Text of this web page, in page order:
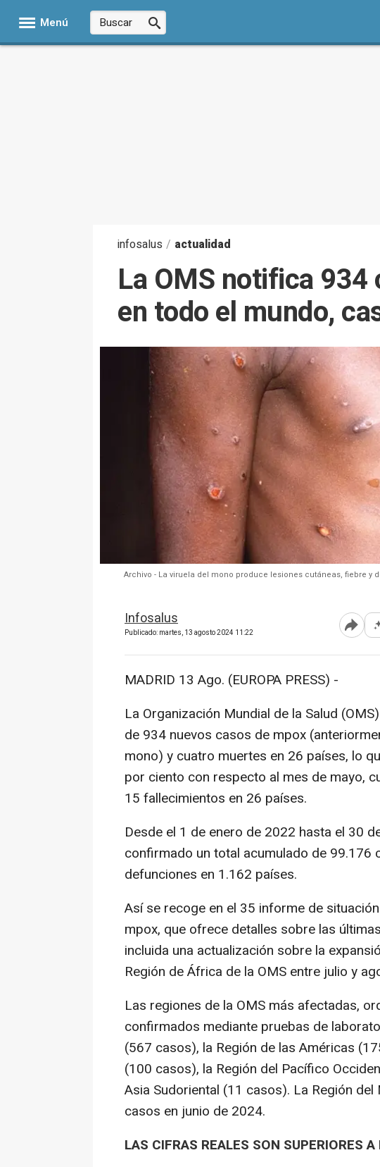
Menú
infosalus / actualidad
La OMS notifica
en todo el mundo,
Archivo - La viruela del mono produce lesiones cutáneas, fiebre y
Infosalus
Publicado: martes, 13 agosto 2024 11:22 Abrir
MADRID 13 Ago. (EUROPA PRESS) -
La Organización Mundial de la Salud
de 934 nuevos casos de mpox
mono) y cuatro muertes en 26 países, lo
por ciento con respecto al mes de mayo,
15 fallecimientos en 26 países.
Desde el 1 de enero de 2022 hasta el 30
confirmado un total acumulado de 99.176
defunciones en 1.162 países.
Así se recoge en el 35 informe de
mpox, que ofrece detalles sobre las
incluida una actualización sobre la
Región de África de la OMS entre julio y
Las regiones de la OMS más afectadas,
confirmados mediante pruebas de
(567 casos), la Región de las Américas
(100 casos), la Región del Pacífico
Asia Sudoriental (11 casos). La Región
casos en junio de 2024.
LAS CIFRAS REALES SON SUPERIORES